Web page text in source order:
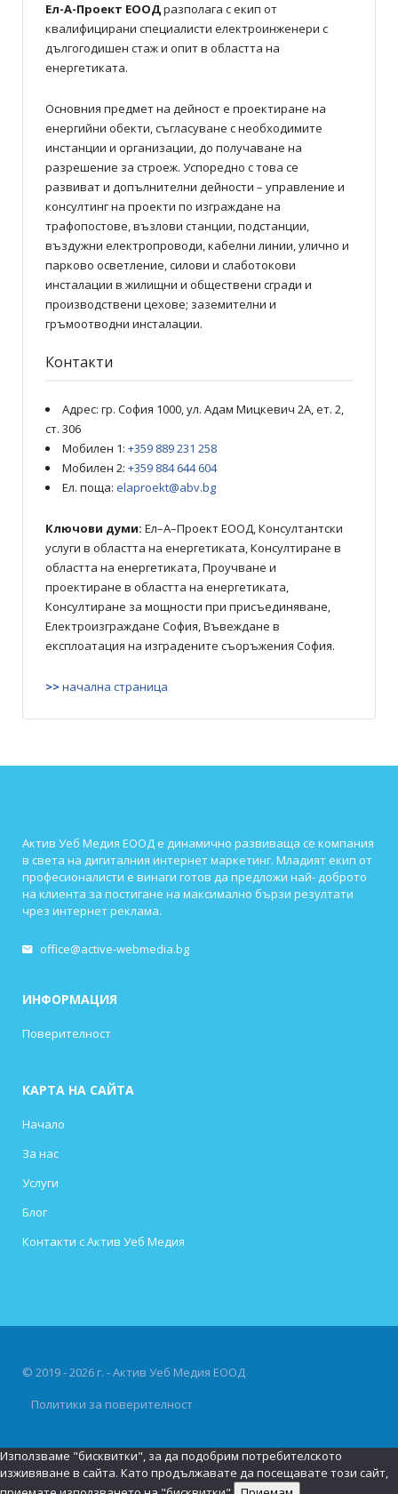
Ел-А-Проект ЕООДразполага с екип от
квалифицирани специалисти електроинженери с
дългогодишен стаж и опит в областта на
енергетиката.
Основния предмет на дейност е проектиране на
енергийни обекти, съгласуване с необходимите
инстанции и организации, до получаване на
разрешение за строеж. Успоредно с това се
развиват и допълнителни дейности – управление и
консултинг на проекти по изграждане на
трафопостове, възлови станции, подстанции,
въздужни електропроводи, кабелни линии, улично и
парково осветление, силови и слаботокови
инсталации в жилищни и обществени сгради и
производствени цехове; заземителни и
гръмоотводни инсталации.
Контакти
Адрес: гр. София 1000, ул. Адам Мицкевич 2А, ет. 2,
ст. 306
Мобилен 1: +359 889 231 258
Мобилен 2: +359 884 644 604
Ел. поща: elaproekt@abv.bg
Ключови думи: Ел–А–Проект ЕООД, Консултантски
услуги в областта на енергетиката, Консултиране в
областта на енергетиката, Проучване и
проектиране в областта на енергетиката,
Консултиране за мощности при присъединяване,
Електроизграждане София, Въвеждане в
експлоатация на изградените съоръжения София.
>>начална страница
Актив Уеб Медия ЕООД е динамично развиваща се компания
в света на дигиталния интернет маркетинг. Младият екип от
професионалисти е винаги готов да предложи най- доброто
на клиента за постигане на максимално бързи резултати
чрез интернет реклама.
office@active-webmedia.bg
ИНФОРМАЦИЯ
Поверителност
КАРТА НА САЙТА
Начало
За нас
Услуги
Блог
Контакти с Актив Уеб Медия
© 2019 - 2026 г. - Актив Уеб Медия ЕООД
Политики за поверителност
Използваме "бисквитки", за да подобрим потребителското
изживяване в сайта. Като продължавате да посещавате този сайт,